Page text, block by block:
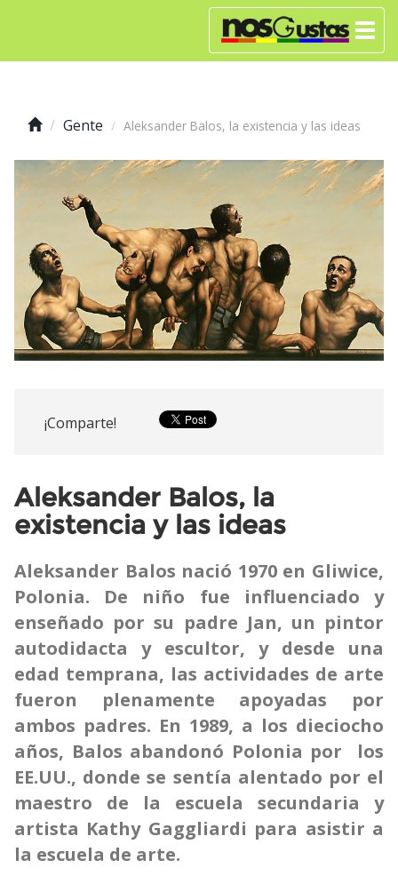
Gente Aleksander Balos, la existencia y las ideas
¡Comparte!
Aleksander Balos, la
existencia y las ideas
Aleksander Balos nació 1970 en Gliwice,
Polonia. De niño fue influenciado y
enseñado por su padre Jan, un pintor
autodidacta y escultor, y desde una
edad temprana, las actividades de arte
fueron plenamente apoyadas por
ambos padres. En 1989, a los dieciocho
años, Balos abandonó Polonia por los
EE.UU., donde se sentía alentado por el
maestro de la escuela secundaria y
artista Kathy Gaggliardi para asistir a
la escuela de arte.